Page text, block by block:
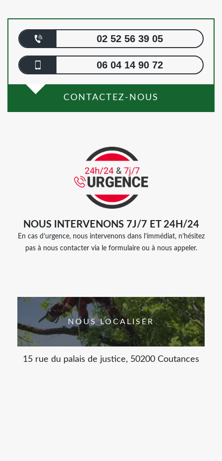
02 52 56 39 05
06 04 14 90 72
CONTACTEZ-NOUS
NOUS INTERVENONS 7J/7 ET 24H/24
En cas d’urgence, nous intervenons dans l’immédiat, n’hésitez
pas à nous contacter via le formulaire ou à nous appeler.
NOUS LOCALISER
15 rue du palais de justice, 50200 Coutances